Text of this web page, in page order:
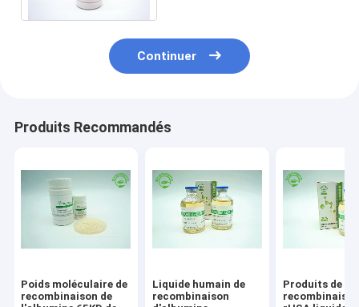
Continuer
Produits Recommandés
Poids moléculaire de
recombinaison de
Liquide humain de
recombinaison
Produits de